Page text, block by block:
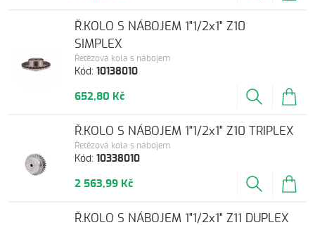
Kód:10138010
Řetězová kola s nábojem
Ř.KOLO S NÁBOJEM 1"1/2x1" Z10
SIMPLEX
652,80 Kč
Kód:10338010
Řetězová kola s nábojem
Ř.KOLO S NÁBOJEM 1"1/2x1" Z10 TRIPLEX
2 563,99 Kč
Ř.KOLO S NÁBOJEM 1"1/2x1" Z11 DUPLEX